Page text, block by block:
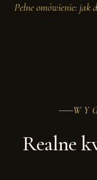
Pełne omówienie: jak
Realne